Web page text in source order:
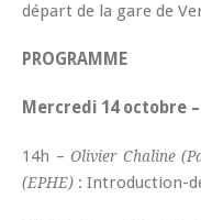
départ de la gare de
PROGRAMME
Mercredi 14 octobre
14h – Olivier Chaline
(EPHE) : Introduction-